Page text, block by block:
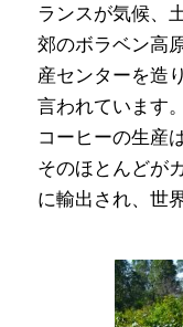
ランスが気候、
郊のボラベン高
産センターを造
言われています。
コーヒーの生産
そのほとんどが
に輸出され、世